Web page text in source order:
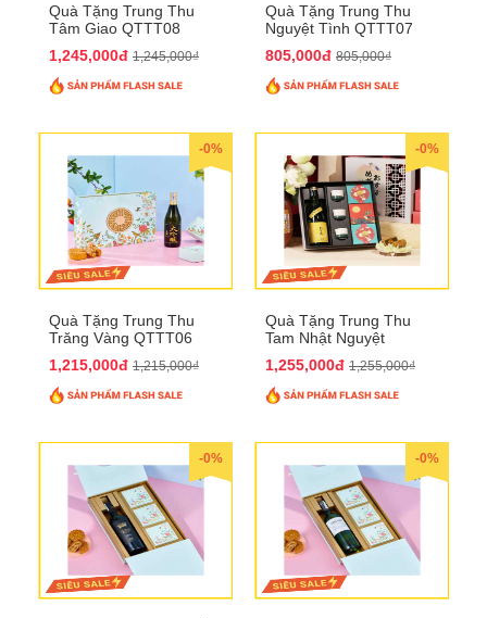
Quà Tặng Trung Thu
Tâm Giao QTTT08
1,245,000đ 1,245,000₫
Quà Tặng Trung Thu
Nguyệt Tình QTTT07
805,000đ 805,000₫
-0%
Quà Tặng Trung Thu
Trăng Vàng QTTT06
1,215,000đ 1,215,000₫
-0%
Quà Tặng Trung Thu
Tam Nhật Nguyệt
1,255,000đ 1,255,000₫
-0% -0%